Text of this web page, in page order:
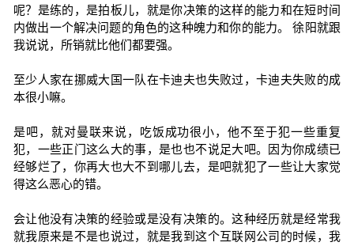
呢？是练的，是拍板儿，就是你决策的这样的能力和在短时间
内做出一个解决问题的角色的这种魄力和你的能力。 徐阳就跟
我说说，所销就比他们都要强。
至少人家在挪威大国一队在卡迪夫也失败过，卡迪夫失败的成
本很小嘛。
是吧，就对曼联来说，吃饭成功很小，他不至于犯一些重复
犯，一些正门这么大的事，是也也不说足大吧。因为你成绩已
经够烂了，你再大也大不到哪儿去，是吧就犯了一些让大家觉
得这么恶心的错。
会让他没有决策的经验或是没有决策的。这种经历就是经常我
就我原来是不是也说过，就是我到这个互联网公司的时候，我